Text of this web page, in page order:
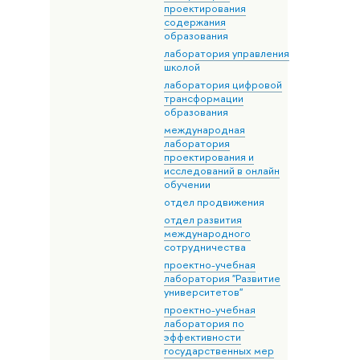
проектирования
содержания
образования
лаборатория управления
школой
лаборатория цифровой
трансформации
образования
международная
лаборатория
проектирования и
исследований в онлайн
обучении
отдел продвижения
отдел развития
международного
сотрудничества
проектно-учебная
лаборатория "Развитие
университетов"
проектно-учебная
лаборатория по
эффективности
государственных мер